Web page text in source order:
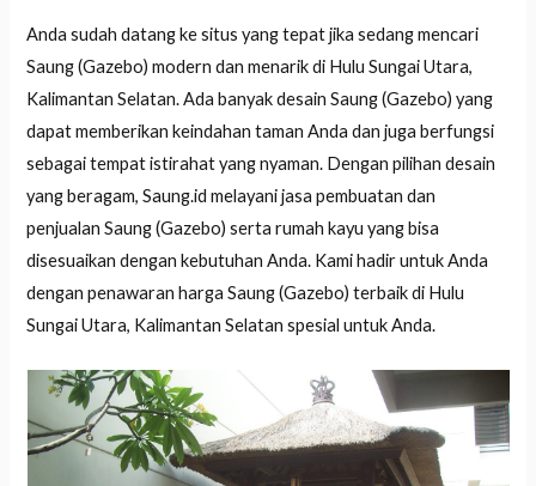
Anda sudah datang ke situs yang tepat jika sedang mencari
Saung (Gazebo) modern dan menarik di Hulu Sungai Utara,
Kalimantan Selatan. Ada banyak desain Saung (Gazebo) yang
dapat memberikan keindahan taman Anda dan juga berfungsi
sebagai tempat istirahat yang nyaman. Dengan pilihan desain
yang beragam, Saung.id melayani jasa pembuatan dan
penjualan Saung (Gazebo) serta rumah kayu yang bisa
disesuaikan dengan kebutuhan Anda. Kami hadir untuk Anda
dengan penawaran harga Saung (Gazebo) terbaik di Hulu
Sungai Utara, Kalimantan Selatan spesial untuk Anda.